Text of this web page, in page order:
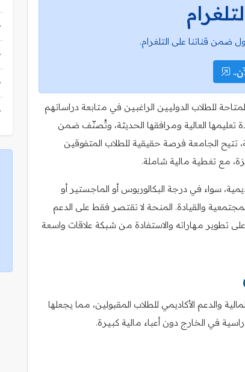
ضمن قناتنا على التلغرام.
للطلاب الدوليين الراغبين في متابعة دراساتهم
تعليمها العالية ومرافقها الحديثة، وتُصنّف ضمن
الجامعة فرصة حقيقية للطلاب المتفوقين
مع تغطية مالية شاملة.
سواء في درجة البكالوريوس أو الماجستير أو
والقيادة. المنحة لا تقتصر فقط على الدعم
تطوير مهاراته والاستفادة من شبكة علاقات واسعة
والدعم الأكاديمي للطلاب المقبولين، مما يجعلها
في الخارج دون أعباء مالية كبيرة.